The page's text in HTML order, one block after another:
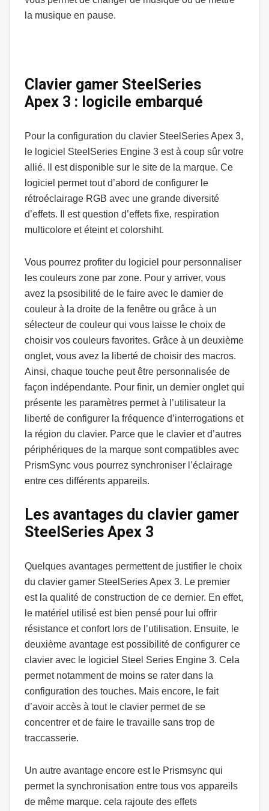
la musique en pause.
Clavier gamer SteelSeries
Apex 3 : logicile embarqué
Pour la configuration du clavier SteelSeries Apex 3,
le logiciel SteelSeries Engine 3 est à coup sûr votre
allié. Il est disponible sur le site de la marque. Ce
logiciel permet tout d’abord de configurer le
rétroéclairage RGB avec une grande diversité
d’effets. Il est question d’effets fixe, respiration
multicolore et éteint et colorshiht.
Vous pourrez profiter du logiciel pour personnaliser
les couleurs zone par zone. Pour y arriver, vous
avez la psosibilité de le faire avec le damier de
couleur à la droite de la fenêtre ou grâce à un
sélecteur de couleur qui vous laisse le choix de
choisir vos couleurs favorites. Grâce à un deuxième
onglet, vous avez la liberté de choisir des macros.
Ainsi, chaque touche peut être personnalisée de
façon indépendante. Pour finir, un dernier onglet qui
présente les paramètres permet à l’utilisateur la
liberté de configurer la fréquence d’interrogations et
la région du clavier. Parce que le clavier et d’autres
périphériques de la marque sont compatibles avec
PrismSync vous pourrez synchroniser l’éclairage
entre ces différents appareils.
Les avantages du clavier gamer
SteelSeries Apex 3
Quelques avantages permettent de justifier le choix
du clavier gamer SteelSeries Apex 3. Le premier
est la qualité de construction de ce dernier. En effet,
le matériel utilisé est bien pensé pour lui offrir
résistance et confort lors de l’utilisation. Ensuite, le
deuxième avantage est possibilité de configurer ce
clavier avec le logiciel Steel Series Engine 3. Cela
permet notamment de moins se rater dans la
configuration des touches. Mais encore, le fait
d’avoir accès à tout le clavier permet de se
concentrer et de faire le travaille sans trop de
traccasserie.
Un autre avantage encore est le Prismsync qui
permet la synchronisation entre tous vos appareils
de même marque. cela rajoute des effets